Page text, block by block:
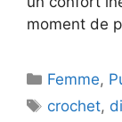
moment de
Catégories
Femme,
Étiquettes
crochet,